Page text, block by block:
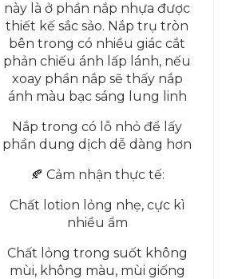
này là ở phần nắp nhựa được
thiết kế sắc sảo. Nắp trụ tròn
bên trong có nhiều giác cắt
phản chiếu ánh lấp lánh, nếu
xoay phần nắp sẽ thấy nắp
ánh màu bạc sáng lung linh
Nắp trong có lỗ nhỏ để lấy
phần dung dịch dễ dàng hơn
🍂 Cảm nhận thực tế:
Chất lotion lỏng nhẹ, cực kì
nhiều ẩm
Chất lỏng trong suốt không
mùi, không màu, mùi giống